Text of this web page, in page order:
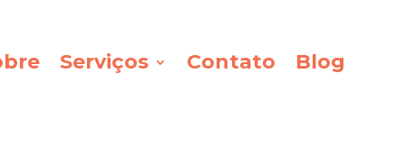
Serviços Contato Blog